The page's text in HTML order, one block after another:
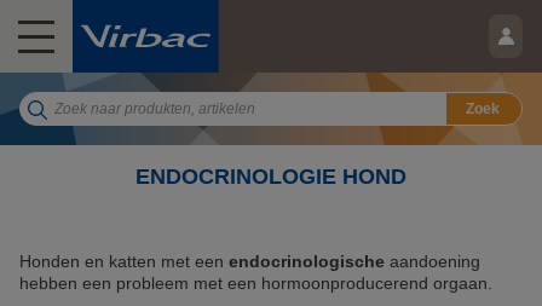
Zoek
ENDOCRINOLOGIE HOND
Honden en katten met een endocrinologische aandoening
hebben een probleem met een hormoonproducerend orgaan.